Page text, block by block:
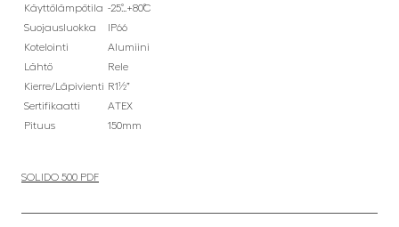
Käyttölämpötila -25˚…+80˚C
Suojausluokka
IP66
Kotelointi
Alumiini
Lähtö
Rele
Kierre/Läpivienti R1½”
Sertifikaatti
ATEX
Pituus
150mm
SOLIDO 500 PDF